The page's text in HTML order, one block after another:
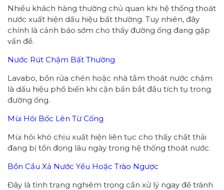
Nhiều khách hàng thường chủ quan khi hệ thống thoát
nước xuất hiện dấu hiệu bất thường. Tuy nhiên, đây
chính là cảnh báo sớm cho thấy đường ống đang gặp
vấn đề.
Nước Rút Chậm Bất Thường
Lavabo, bồn rửa chén hoặc nhà tắm thoát nước chậm
là dấu hiệu phổ biến khi cặn bẩn bắt đầu tích tụ trong
đường ống.
Mùi Hôi Bốc Lên Từ Cống
Mùi hôi khó chịu xuất hiện liên tục cho thấy chất thải
đang bị tồn đọng lâu ngày trong hệ thống thoát nước.
Bồn Cầu Xả Nước Yếu Hoặc Trào Ngược
Đây là tình trạng nghiêm trọng cần xử lý ngay để tránh